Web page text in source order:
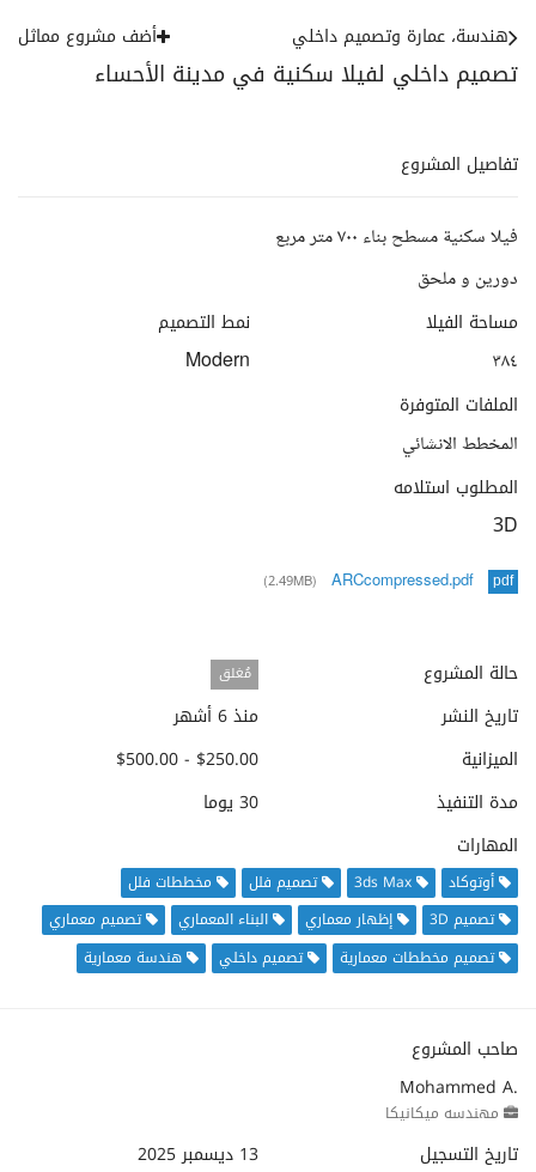
تصميم داخلي لفيلا سكنية في مدينة الأحساء
هندسة، عمارة وتصميم داخلي أضف مشروع مماثل
تفاصيل المشروع
فيلا سكنية مسطح بناء ٧٠٠ متر مربع
دورين و ملحق
مساحة الفيلا
٣٨٤
نمط التصميم
Modern
الملفات المتوفرة
المخطط الانشائي
المطلوب استلامه
3D
pdf
ARCcompressed.pdf
(2.49MB)
حالة المشروع مُغلق
تاريخ النشر
منذ 6 أشهر
الميزانية
$250.00 - $500.00
مدة التنفيذ
30 يوما
المهارات
أوتوكاد 3ds Max تصميم فلل
مخططات فلل
تصميم 3D
إظهار معماري البناء المعماري
تصميم معماري
تصميم مخططات معمارية
تصميم داخلي هندسة معمارية
صاحب المشروع
Mohammed A.
مهندسه ميكانيكا
تاريخ التسجيل
13 ديسمبر 2025